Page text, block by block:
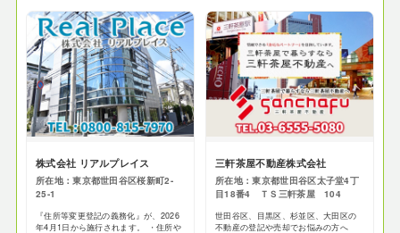
株式会社 リアルプレイス
所在地：東京都世田谷区桜新町2-
25-1
『住所等変更登記の義務化』が、2026
年4月1日から施行されます。 ・住所や
三軒茶屋不動産株式会社
所在地：東京都世田谷区太子堂4丁
目18番4 ＴＳ三軒茶屋 104
世田谷区、目黒区、杉並区、大田区の
不動産の登記や売却でお悩みの方へ